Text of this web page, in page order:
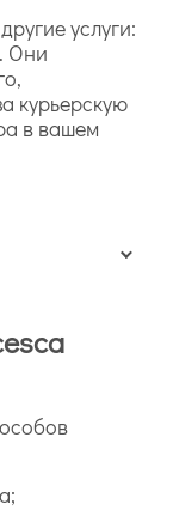
услуги:
Они
курьерскую
в вашем